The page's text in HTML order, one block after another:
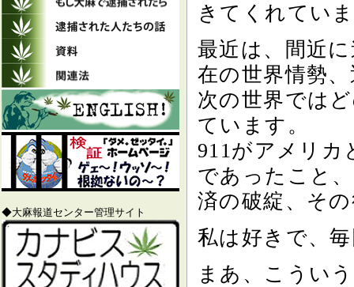
◆大麻報道センター管理サイト
きてくれてい
最近は、間近
在の世界情勢
次の世界では
ています。
911がアメリカ
であったこと
済の破綻、そ
私は好きで、
まあ、こうい